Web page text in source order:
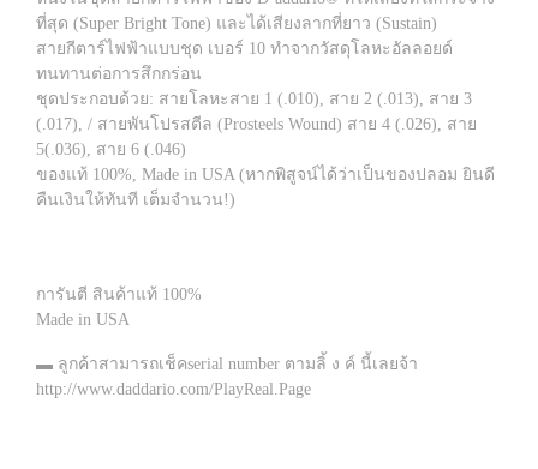
ที่สุด (Super Bright Tone) และได้เสียงลากที่ยาว (Sustain)
สายกีตาร์ไฟฟ้าแบบชุด เบอร์ 10 ทำจากวัสดุโลหะอัลลอยด์
ทนทานต่อการสึกกร่อน
ชุดประกอบด้วย: สายโลหะสาย 1 (.010), สาย 2 (.013), สาย 3
(.017), / สายพันโปรสตีล (Prosteels Wound) สาย 4 (.026), สาย
5(.036), สาย 6 (.046)
ของแท้ 100%, Made in USA (หากพิสูจน์ได้ว่าเป็นของปลอม ยินดี
คืนเงินให้ทันที เต็มจำนวน!)
การันตี สินค้าแท้ 100%
Made in USA
▬ ลูกค้าสามารถเช็คserial number ตามลิ้ ง ค์ นี้เลยจ้า
http://www.daddario.com/PlayReal.Page